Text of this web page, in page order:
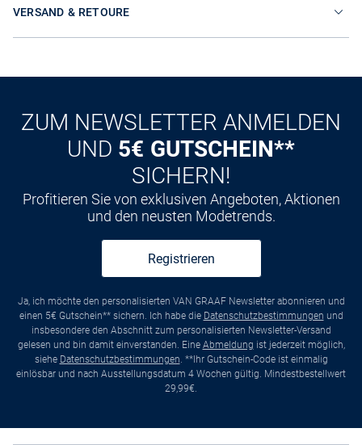
VERSAND & RETOURE
ZUM NEWSLETTER ANMELDEN
UND 5€ GUTSCHEIN**
SICHERN!
Profitieren Sie von exklusiven Angeboten, Aktionen
und den neusten Modetrends.
Registrieren
Ja, ich möchte den personalisierten VAN GRAAF Newsletter abonnieren und
einen 5€ Gutschein** sichern. Ich habe die Datenschutzbestimmungen und
insbesondere den Abschnitt zum personalisierten Newsletter-Versand
gelesen und bin damit einverstanden. Eine Abmeldung ist jederzeit möglich,
siehe Datenschutzbestimmungen. **Ihr Gutschein-Code ist einmalig
einlösbar und nach Ausstellungsdatum 4 Wochen gültig. Mindestbestellwert
29,99€.